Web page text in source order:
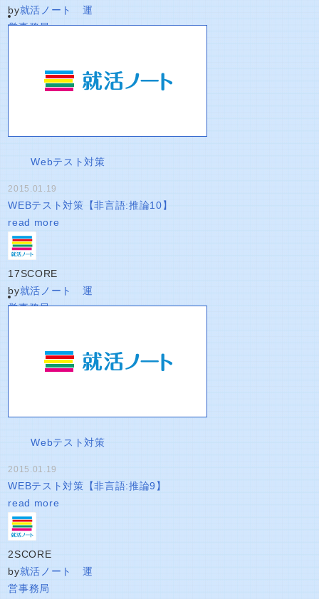
by就活ノート 運
営事務局
Webテスト対策
2015.01.19
WEBテスト対策【非言語:推論10】
read more
17SCORE
by就活ノート 運
営事務局
Webテスト対策
2015.01.19
WEBテスト対策【非言語:推論9】
read more
2SCORE
by就活ノート 運
営事務局